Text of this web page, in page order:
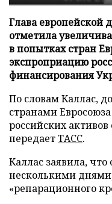
Глава европейской
отметила
в попытках стран
экспроприацию
финансирования
По словам Каллас,
странами
российских активов
передаетТАСС.
Каллас заявила,
несколькими
«репарационного